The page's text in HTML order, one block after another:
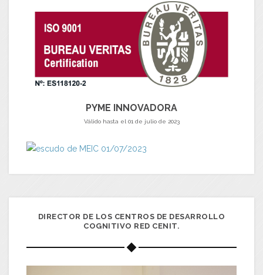
PYME INNOVADORA
Válido hasta el 01 de julio de 2023
DIRECTOR DE LOS CENTROS DE DESARROLLO
COGNITIVO RED CENIT.